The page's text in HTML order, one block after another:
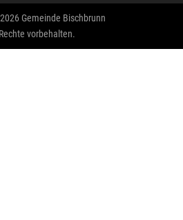
Gemeinde Bischbrunn
vorbehalten.